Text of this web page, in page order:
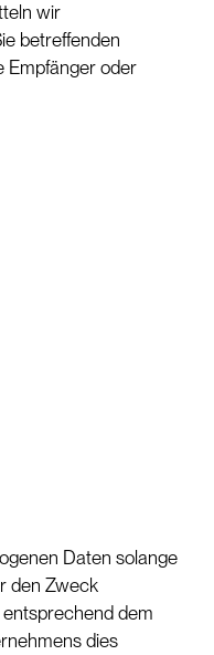
wir
betreffenden
Empfänger oder
Daten solange
den Zweck
dem
dies